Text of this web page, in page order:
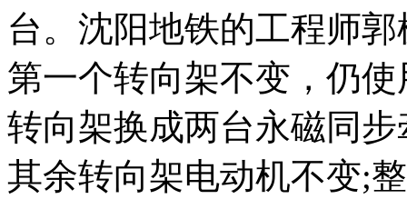
台。沈阳地铁的工程师
第一个转向架不变，仍
转向架换成两台永磁同
其余转向架电动机不变;